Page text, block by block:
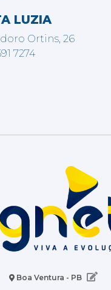
LUZIA
Ortins, 26
7274
Boa Ventura - PB